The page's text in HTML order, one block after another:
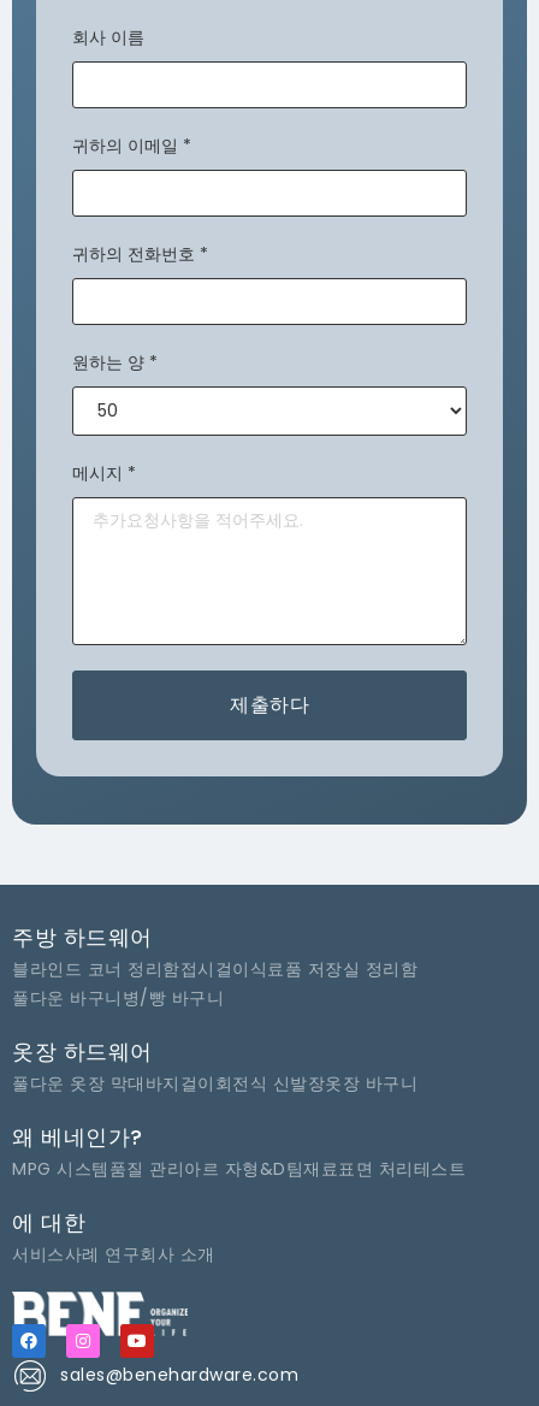
회사 이름
귀하의 이메일 *
귀하의 전화번호 *
원하는 양 *
메시지 *
제출하다
주방 하드웨어
블라인드 코너 정리함접시걸이 식료품 저장실 정리함
풀다운 바구니 병/빵 바구니
옷장 하드웨어
풀다운 옷장 막대 바지걸이 회전식 신발장옷장 바구니
왜 베네인가?
MPG 시스템 품질 관리아르 자형&D팀재료표면 처리테스트
에 대한
서비스사례 연구회사 소개
sales@benehardware.com